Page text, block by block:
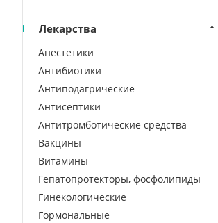
Лекарства
Анестетики
Антибиотики
Антиподагрические
Антисептики
Антитромботические средства
Вакцины
Витамины
Гепатопротекторы, фосфолипиды
Гинекологические
Гормональные